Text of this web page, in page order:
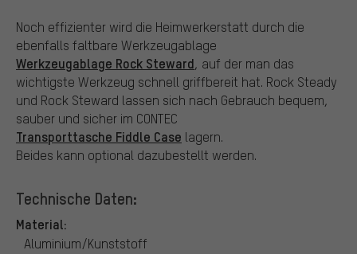
Noch effizienter wird die Heimwerkerstatt durch die
ebenfalls faltbare Werkzeugablage
Werkzeugablage Rock Steward, auf der man das
wichtigste Werkzeug schnell griffbereit hat. Rock Steady
und Rock Steward lassen sich nach Gebrauch bequem,
sauber und sicher im CONTEC
Transporttasche Fiddle Case lagern.
Beides kann optional dazubestellt werden.
Technische Daten:
Material:
Aluminium/Kunststoff